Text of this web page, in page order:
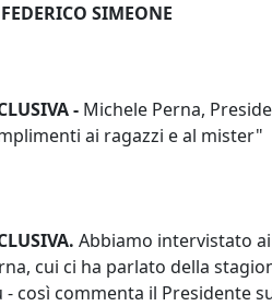
SIMEONE
- Michele Perna,
ai ragazzi e al mister"
Abbiamo intervistato
cui ci ha parlato della
- così commenta il Presidente